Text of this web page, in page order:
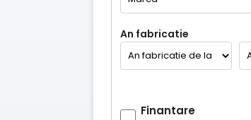
An fabricatie
Finantare